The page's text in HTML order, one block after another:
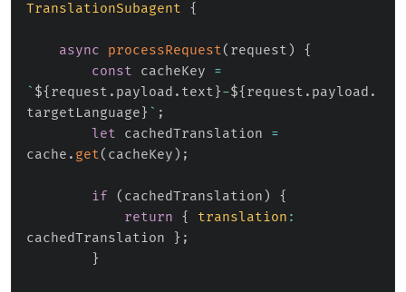
TranslationSubagent
{
async processRequest( request )
{
const cacheKey =
` ${ request . payload . text }-${ request . payload .
targetLanguage } ` ;
let cachedTranslation =
cache . get( cacheKey ) ;
if ( cachedTranslation )
{
return
{ translation :
cachedTranslation
} ;
}